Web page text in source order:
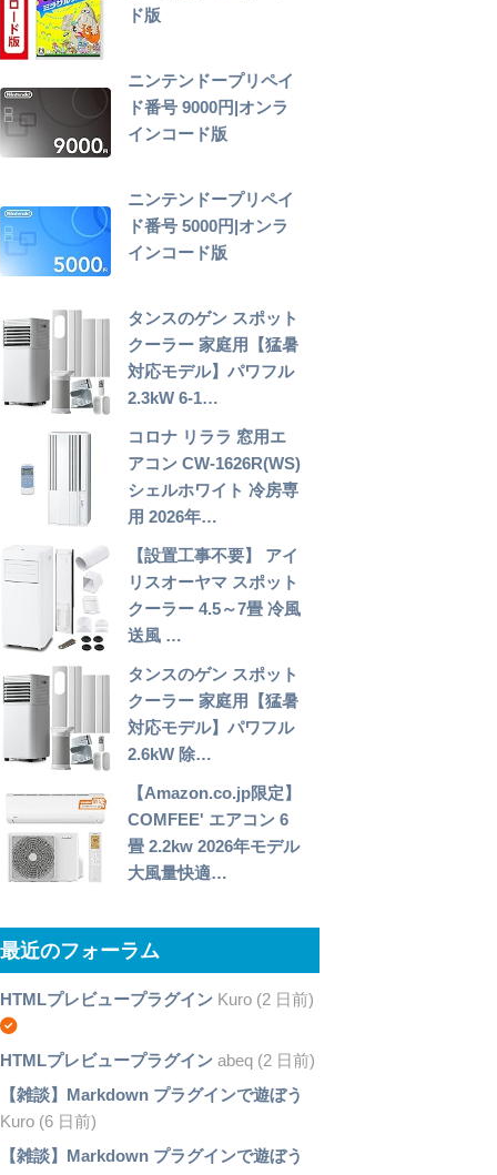
ド版
ニンテンドープリペイ
ド番号 9000円|オンラ
インコード版
ニンテンドープリペイ
ド番号 5000円|オンラ
インコード版
タンスのゲン スポット
クーラー 家庭用【猛暑
対応モデル】パワフル
2.3kW 6-1…
コロナ リララ 窓用エ
アコン CW-1626R(WS)
シェルホワイト 冷房専
用 2026年…
【設置工事不要】 アイ
リスオーヤマ スポット
クーラー 4.5～7畳 冷風
送風 …
タンスのゲン スポット
クーラー 家庭用【猛暑
対応モデル】パワフル
2.6kW 除…
【Amazon.co.jp限定】
COMFEE' エアコン 6
畳 2.2kw 2026年モデル
大風量快適…
最近のフォーラム
HTMLプレビュープラグインKuro (2 日前)
HTMLプレビュープラグインabeq (2 日前)
【雑談】Markdown プラグインで遊ぼう
Kuro (6 日前)
【雑談】Markdown プラグインで遊ぼう